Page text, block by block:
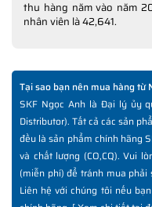
thu hàng năm vào năm
nhân viên là 42,641.
Tại sao bạn nên mua hàng từ
SKF Ngọc Anh là Đại lý ủy
Distributor). Tất cả các sản
đều là sản phẩm chính hãng
và chất lượng (CO,CQ). Vui
(miễn phí) để tránh mua
Liên hệ với chúng tôi nếu